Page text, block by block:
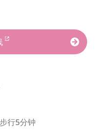
行5分钟